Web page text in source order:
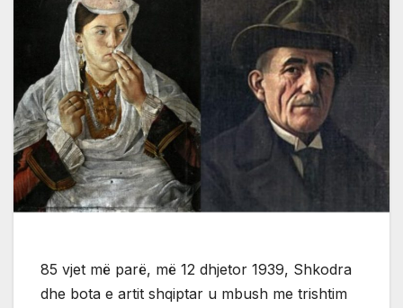
85 vjet më parë, më 12 dhjetor 1939, Shkodra
dhe bota e artit shqiptar u mbush me trishtim